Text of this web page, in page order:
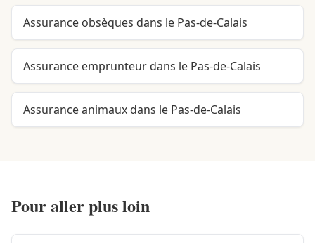
Assurance obsèques dans le Pas-de-Calais
Assurance emprunteur dans le Pas-de-Calais
Assurance animaux dans le Pas-de-Calais
Pour aller plus loin